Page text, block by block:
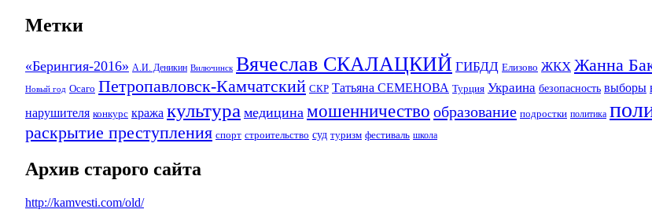
Метки
«Берингия-2016» А.И. Деникин Вилючинск Вячеслав СКАЛАЦКИЙ ГИБДД Елизово ЖКХ Жанна
Новый год Осаго Петропавловск-Камчатский СКР Татьяна СЕМЕНОВА Турция Украина безопасность выборы
нарушителя конкурс кража культура медицина мошенничество образование подростки политика
раскрытие преступления спорт строительство суд туризм фестиваль школа
Архив старого сайта
http://kamvesti.com/old/